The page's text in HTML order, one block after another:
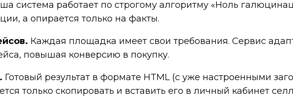
система работает по строгому алгоритму «Ноль
а опирается только на факты.
Каждая площадка имеет свои требования. Сервис
повышая конверсию в покупку.
Готовый результат в формате HTML (с уже настроенными
только скопировать и вставить его в личный кабинет